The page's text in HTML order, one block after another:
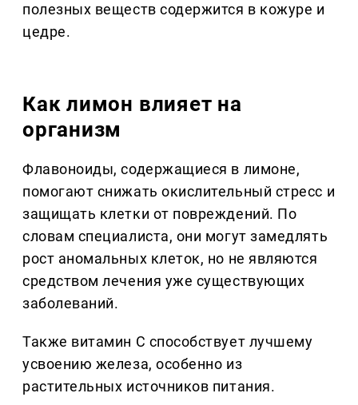
полезных веществ содержится в кожуре и
цедре.
Как лимон влияет на
организм
Флавоноиды, содержащиеся в лимоне,
помогают снижать окислительный стресс и
защищать клетки от повреждений. По
словам специалиста, они могут замедлять
рост аномальных клеток, но не являются
средством лечения уже существующих
заболеваний.
Также витамин C способствует лучшему
усвоению железа, особенно из
растительных источников питания.